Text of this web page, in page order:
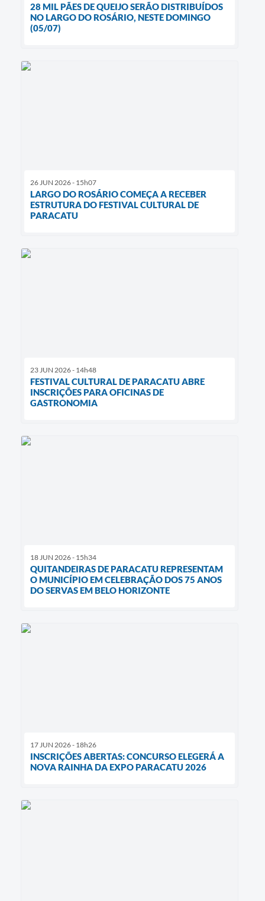
28 MIL PÃES DE QUEIJO SERÃO DISTRIBUÍDOS
NO LARGO DO ROSÁRIO, NESTE DOMINGO
(05/07)
26 JUN 2026 - 15h07
LARGO DO ROSÁRIO COMEÇA A RECEBER
ESTRUTURA DO FESTIVAL CULTURAL DE
PARACATU
23 JUN 2026 - 14h48
FESTIVAL CULTURAL DE PARACATU ABRE
INSCRIÇÕES PARA OFICINAS DE
GASTRONOMIA
18 JUN 2026 - 15h34
QUITANDEIRAS DE PARACATU REPRESENTAM
O MUNICÍPIO EM CELEBRAÇÃO DOS 75 ANOS
DO SERVAS EM BELO HORIZONTE
17 JUN 2026 - 18h26
INSCRIÇÕES ABERTAS: CONCURSO ELEGERÁ A
NOVA RAINHA DA EXPO PARACATU 2026